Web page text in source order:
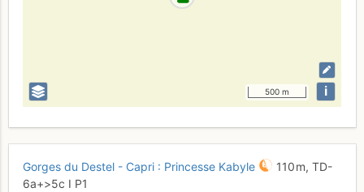
500 m i
Gorges du Destel - Capri : Princesse Kabyle 110 m, TD-
6a+>5c I P1